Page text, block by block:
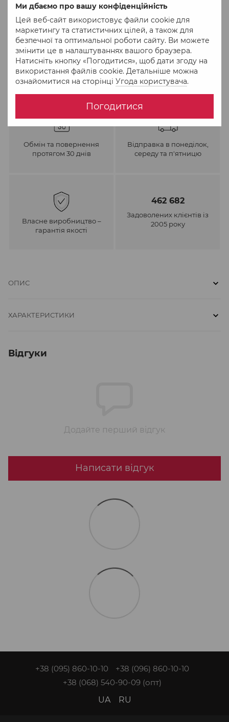
Ми дбаємо про вашу конфіденційність
Цей веб-сайт використовує файли cookie для
маркетингу та статистичних цілей, а також для
безпечної та оптимальної роботи сайту. Ви можете
змінити це в налаштуваннях вашого браузера.
Натисніть кнопку «Погодитися», щоб дати згоду на
використання файлів cookie. Детальніше можна
ознайомитися на сторінці Угода користувача.
Погодитися
Обмін та повернення
протягом 30 днів
Відправка в понеділок,
середу та п'ятницю
Власне виробництво –
гарантія якості
462 682
Задоволених клієнтів із
2005 року
ОПИС
ХАРАКТЕРИСТИКИ
Відгуки
Додайте перший відгук
Написати відгук
+38 (095) 860-10-10
+38 (096) 860-10-10
+38 (068) 540-90-09 (опт)
UA
RU